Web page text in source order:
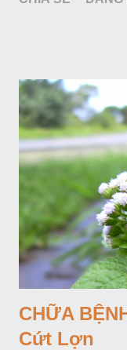
Araceae. Còn cây
CHỮA
Cứt Lợn